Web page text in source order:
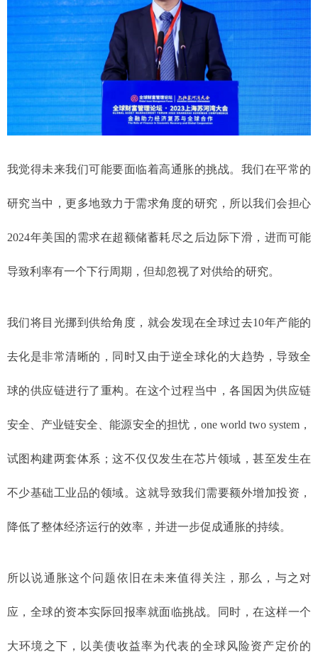
我觉得未来我们可能要面临着高通胀的挑战。我们在平常的
研究当中，更多地致力于需求角度的研究，所以我们会担心
2024年美国的需求在超额储蓄耗尽之后边际下滑，进而可能
导致利率有一个下行周期，但却忽视了对供给的研究。
我们将目光挪到供给角度，就会发现在全球过去10年产能的
去化是非常清晰的，同时又由于逆全球化的大趋势，导致全
球的供应链进行了重构。在这个过程当中，各国因为供应链
安全、产业链安全、能源安全的担忧，one world two system，
试图构建两套体系；这不仅仅发生在芯片领域，甚至发生在
不少基础工业品的领域。这就导致我们需要额外增加投资，
降低了整体经济运行的效率，并进一步促成通胀的持续。
所以说通胀这个问题依旧在未来值得关注，那么，与之对
应，全球的资本实际回报率就面临挑战。同时，在这样一个
大环境之下，以美债收益率为代表的全球风险资产定价的